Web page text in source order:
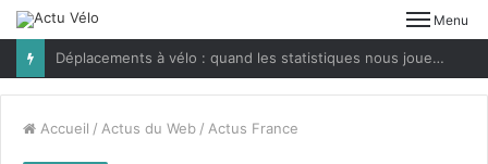
Menu
Déplacements à vélo : quand les statistiques nous jouent des tours
Accueil / Actus du Web / Actus France